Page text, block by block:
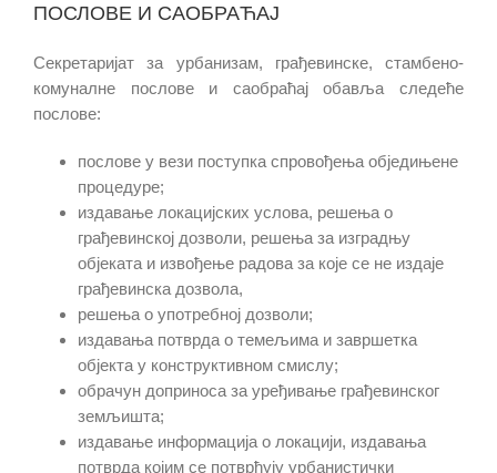
ПОСЛОВЕ И САОБРАЋАЈ
Секретаријат за урбанизам, грађевинске, стамбено-
комуналне послове и саобраћај обавља следеће
послове:
послове у вези поступка спровођења обједињене
процедуре;
издавање локацијских услова, решења о
грађевинској дозволи, решења за изградњу
објеката и извођење радова за које се не издаје
грађевинска дозвола,
решења о употребној дозволи;
издавања потврда о темељима и завршетка
објекта у конструктивном смислу;
обрачун доприноса за уређивање грађевинског
земљишта;
издавање информација о локацији, издавања
потврда којим се потврђују урбанистички